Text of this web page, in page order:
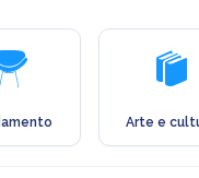
Arte e